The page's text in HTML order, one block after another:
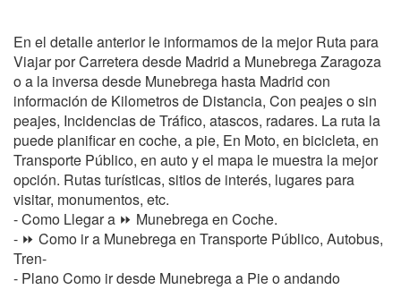
En el detalle anterior le informamos de la mejor Ruta para
Viajar por Carretera desde Madrid a Munebrega Zaragoza
o a la inversa desde Munebrega hasta Madrid con
información de Kilometros de Distancia, Con peajes o sin
peajes, Incidencias de Tráfico, atascos, radares. La ruta la
puede planificar en coche, a pie, En Moto, en bicicleta, en
Transporte Público, en auto y el mapa le muestra la mejor
opción. Rutas turísticas, sitios de interés, lugares para
visitar, monumentos, etc.
- Como Llegar a ⏩ Munebrega en Coche.
- ⏩ Como ir a Munebrega en Transporte Público, Autobus,
Tren-
- Plano Como ir desde Munebrega a Pie o andando